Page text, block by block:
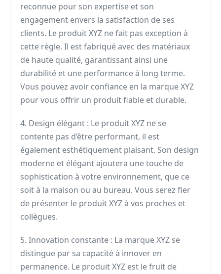
reconnue pour son expertise et son
engagement envers la satisfaction de ses
clients. Le produit XYZ ne fait pas exception à
cette règle. Il est fabriqué avec des matériaux
de haute qualité, garantissant ainsi une
durabilité et une performance à long terme.
Vous pouvez avoir confiance en la marque XYZ
pour vous offrir un produit fiable et durable.
4. Design élégant : Le produit XYZ ne se
contente pas d’être performant, il est
également esthétiquement plaisant. Son design
moderne et élégant ajoutera une touche de
sophistication à votre environnement, que ce
soit à la maison ou au bureau. Vous serez fier
de présenter le produit XYZ à vos proches et
collègues.
5. Innovation constante : La marque XYZ se
distingue par sa capacité à innover en
permanence. Le produit XYZ est le fruit de